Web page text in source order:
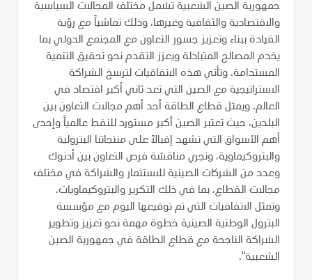
جمهورية الصين الشعبية تشمل مختلف المجالات السياسية
والاقتصادية والثقافية وغيرها، وذلك تماشياً مع رؤية
القيادة ببناء وتعزيز جسور التعاون مع المجتمع الدولي بما
يخدم المصالح المتبادلة ويعزز التقدم نحو تحقيق التنمية
المستدامة. وتأتي هذه الاتفاقيات لترسخ الشراكة
الاستراتيجية مع الصين التي تعد ثاني أكبر اقتصاد في
العالم. ويمثل قطاع الطاقة أحد أهم مجالات التعاون بين
البلدين، حيث تعتبر الصين أكبر مستورد للنفط عالمياً وإحدى
أهم الأسواق التي تشهد إقبالاً على منتجاتنا البترولية
والبتروكيماوية، وتجري مناقشة فرص التعاون بين أدنوك
وعدد من الشركات الصينية للاستثمار والشراكة في مختلف
مجالات القطاع، بما في ذلك التكرير والبتروكيماويات.
وتمثل الاتفاقيات التي تم توقيعها اليوم مع مؤسسة
البترول الوطنية الصينية خطوة مهمة نحو تعزيز وتطوير
الشراكة الناجحة مع قطاع الطاقة في جمهورية الصين
الشعبية".